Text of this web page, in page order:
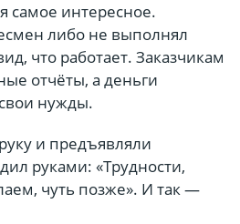
самое интересное.
либо не выполнял
что работает. Заказчикам
отчёты, а деньги
нужды.
и предъявляли
руками: «Трудности,
чуть позже». И так —